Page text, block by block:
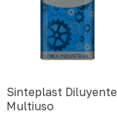
Sinteplast Diluyente
Multiuso